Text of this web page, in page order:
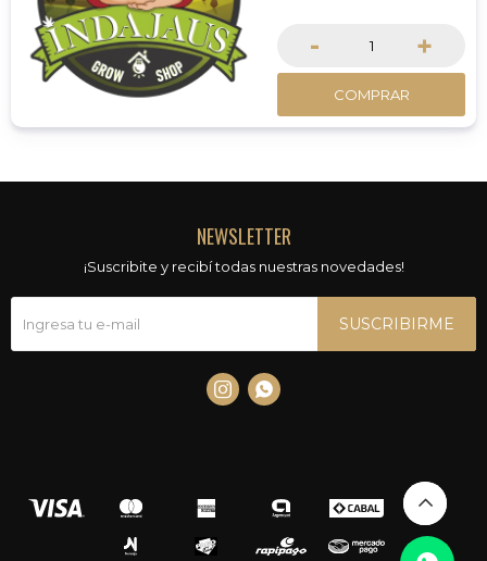
- +
COMPRAR
NEWSLETTER
¡Suscribite y recibí todas nuestras novedades!
SUSCRIBIRME
 